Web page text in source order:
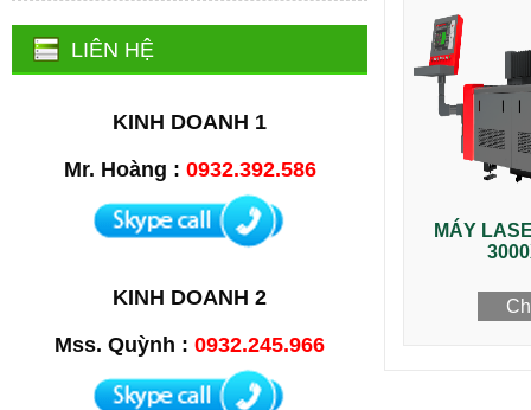
LIÊN HỆ
KINH DOANH 1
Mr. Hoàng : 0932.392.586
KINH DOANH 2
Mss. Quỳnh : 0932.245.966
MÁY